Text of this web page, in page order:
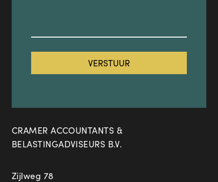
CRAMER ACCOUNTANTS &
BELASTINGADVISEURS B.V.
Zijlweg 78